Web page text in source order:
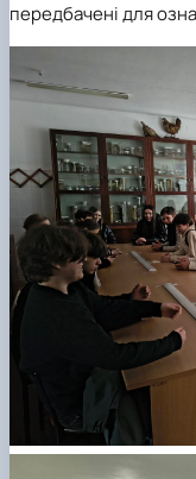
передбачені для